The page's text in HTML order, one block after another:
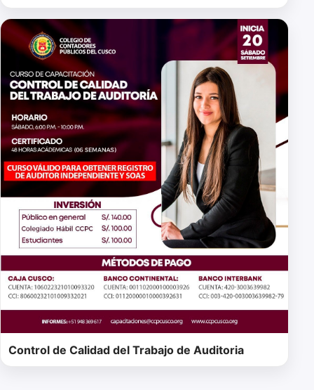
Control de Calidad del Trabajo de Auditoria